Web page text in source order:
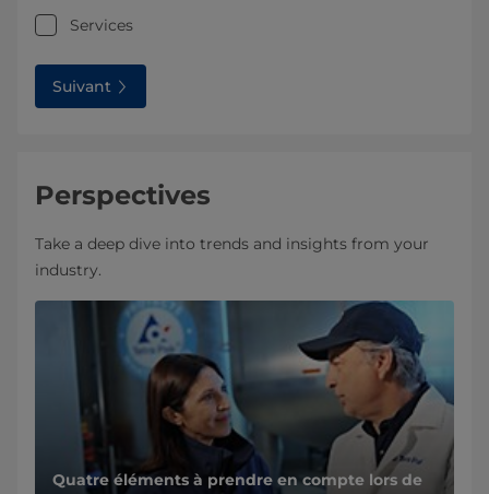
Services
Suivant
Perspectives
Take a deep dive into trends and insights from your
industry.
Quatre éléments à prendre en compte lors de